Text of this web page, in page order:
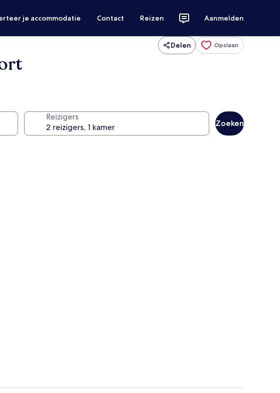
je accommodatie Contact Reizen Aanmelden
Delen Opslaan
Reizigers
Zoeken